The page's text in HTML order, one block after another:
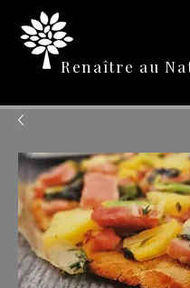
Renaître au